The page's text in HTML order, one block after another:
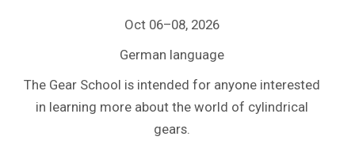
Oct 06–08, 2026
German language
The Gear School is intended for anyone interested
in learning more about the world of cylindrical
gears.